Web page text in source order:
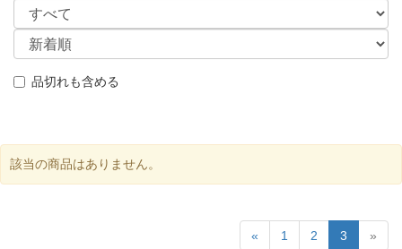
品切れも含める
該当の商品はありません。
« 1 2 3 »